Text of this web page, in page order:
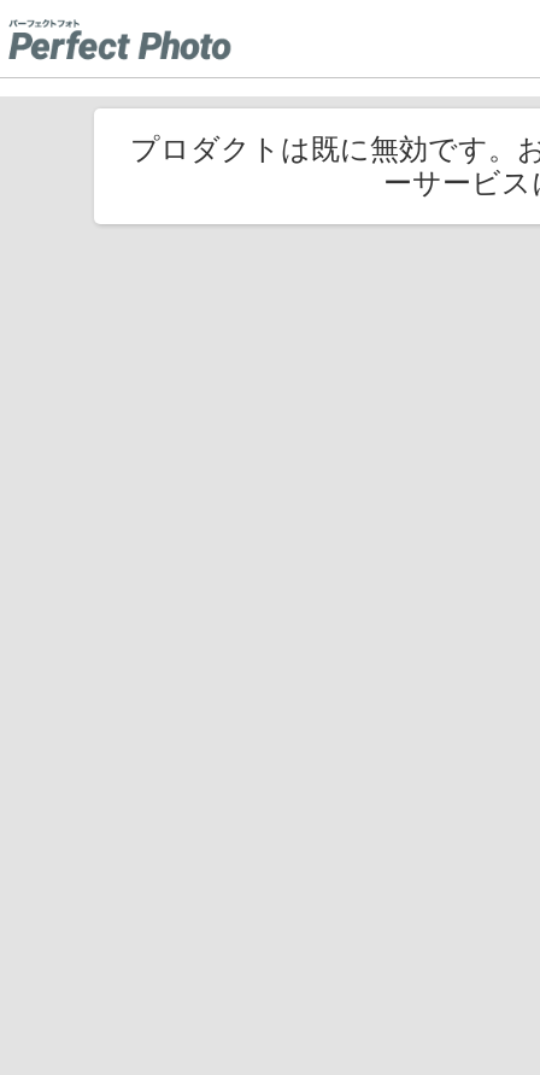
プロダクトは既に無効です。
ーサービ